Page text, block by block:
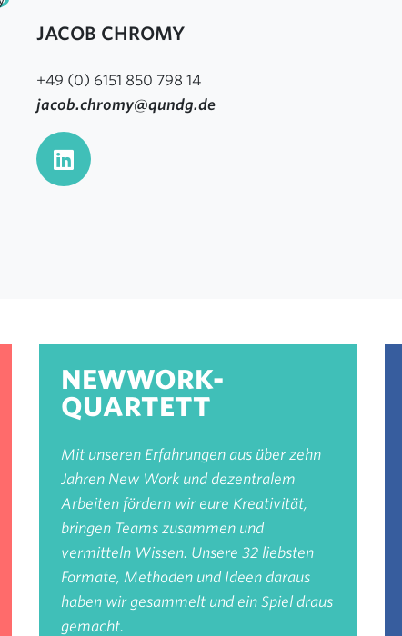
JACOB CHROMY
+49 (0) 6151 850 798 14
jacob.chromy@qundg.de
NEWWORK-
QUARTETT
Mit unseren Erfahrungen aus über zehn
Jahren New Work und dezentralem
Arbeiten fördern wir eure Kreativität,
bringen Teams zusammen und
vermitteln Wissen. Unsere 32 liebsten
Formate, Methoden und Ideen daraus
haben wir gesammelt und ein Spiel draus
gemacht.